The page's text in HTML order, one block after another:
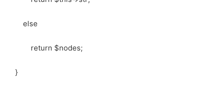
else
return $nodes;
}